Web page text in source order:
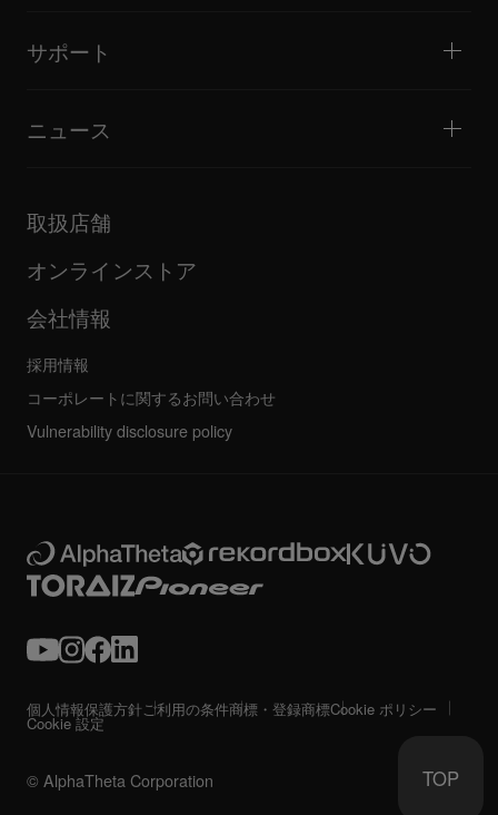
TOP
カルチャー
ドキュメンタリー
DJスクール
Open format/Hip Hop DJにお勧めの製品
サポート
ファームウェア・ドライバのダウンロード
FAQ
コミュニティフォーラム
サービス、修理、保証
ニュース
企業情報
その他
すべてのニュース
取扱店舗
オンラインストア
会社情報
採用情報
コーポレートに関するお問い合わせ
Vulnerability disclosure policy
© AlphaTheta Corporation
個人情報保護方針ご利用の条件商標・登録商標Cookie ポリシー
Cookie 設定